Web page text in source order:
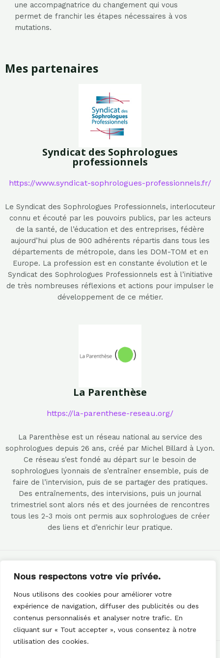
Nous respectons votre vie privée.
Nous utilisons des cookies pour améliorer votre
expérience de navigation, diffuser des publicités ou des
contenus personnalisés et analyser notre trafic. En
cliquant sur « Tout accepter », vous consentez à notre
utilisation des cookies.
une accompagnatrice du changement qui vous
permet de franchir les étapes nécessaires à vos
mutations.
Mes partenaires
Syndicat des Sophrologues
professionnels
https://www.syndicat-sophrologues-professionnels.fr/
Le Syndicat des Sophrologues Professionnels, interlocuteur
connu et écouté par les pouvoirs publics, par les acteurs
de la santé, de l’éducation et des entreprises, fédère
aujourd’hui plus de 900 adhérents répartis dans tous les
départements de métropole, dans les DOM-TOM et en
Europe. La profession est en constante évolution et le
Syndicat des Sophrologues Professionnels est à l’initiative
de très nombreuses réflexions et actions pour impulser le
développement de ce métier.
La Parenthèse
https://la-parenthese-reseau.org/
La Parenthèse est un réseau national au service des
sophrologues depuis 26 ans, créé par Michel Billard à Lyon.
Ce réseau s’est fondé au départ sur le besoin de
sophrologues lyonnais de s’entraîner ensemble, puis de
faire de l’intervision, puis de se partager des pratiques.
Des entraînements, des intervisions, puis un journal
trimestriel sont alors nés et des journées de rencontres
tous les 2-3 mois ont permis aux sophrologues de créer
des liens et d’enrichir leur pratique.